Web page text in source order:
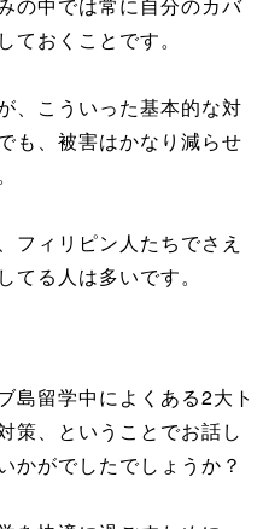
ておくことです。
、こういった基本的な対
も、被害はかなり減らせ
フィリピン人たちでさえ
てる人は多いです。
島留学中によくある2大ト
策、ということでお話し
かがでしたでしょうか？